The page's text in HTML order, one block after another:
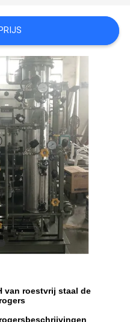
van roestvrij staal de